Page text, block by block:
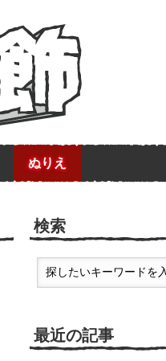
ぬりえ
検索
最近の記事